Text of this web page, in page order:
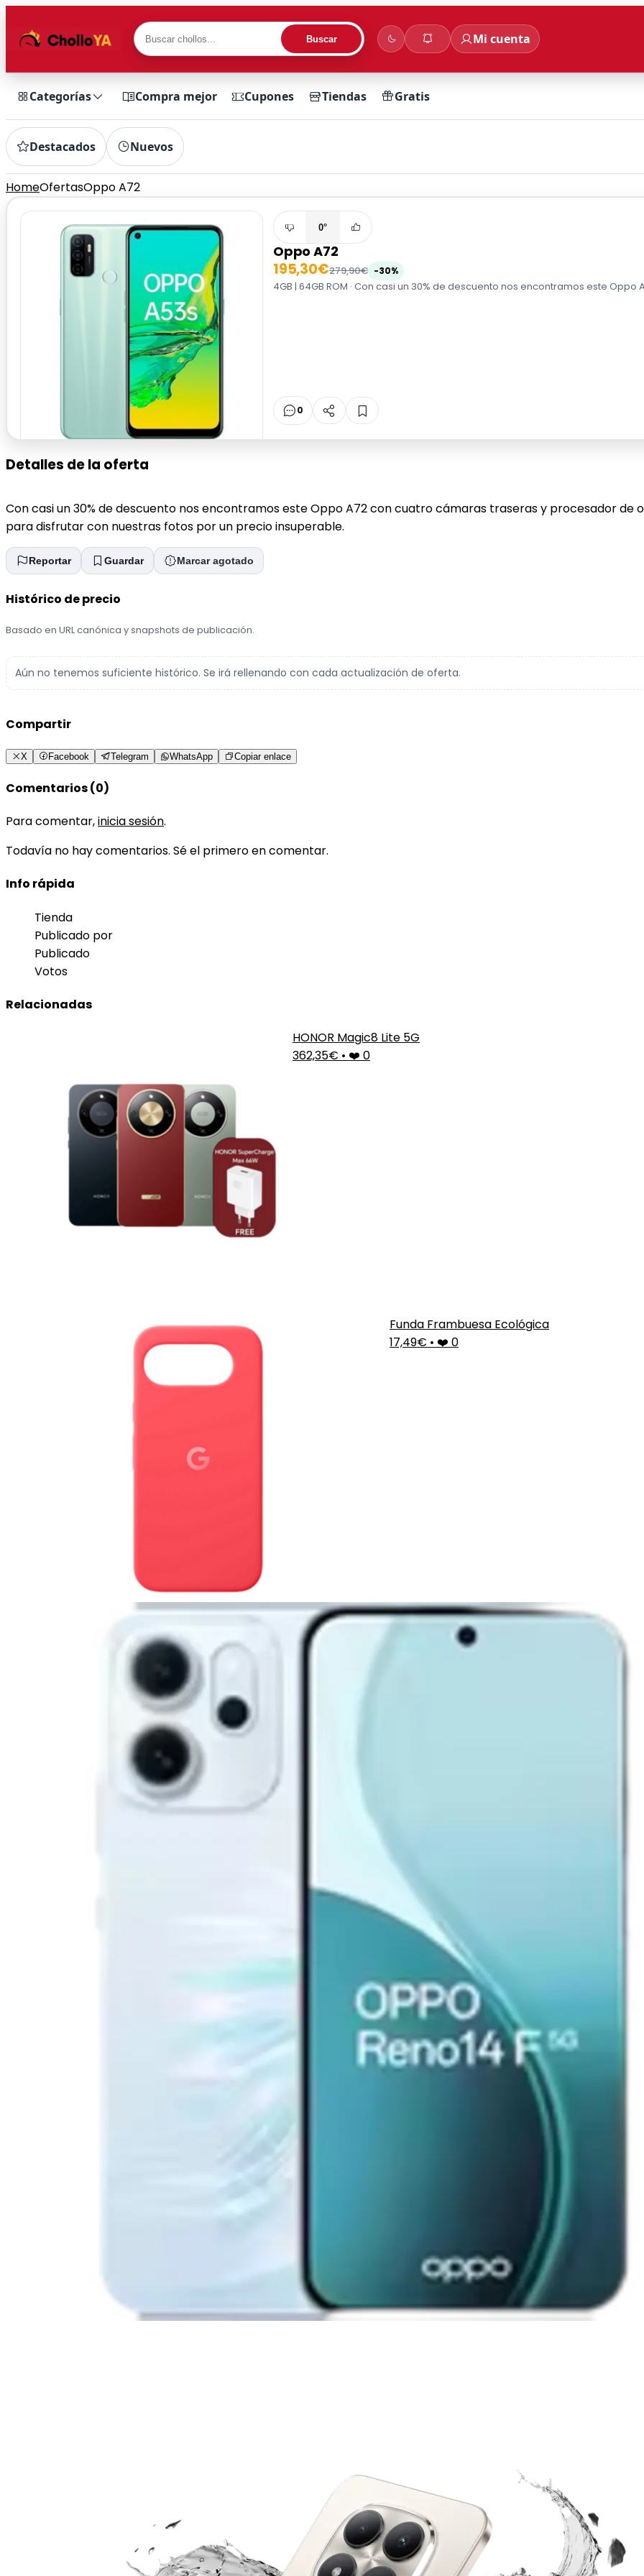
Buscar Mi cuenta
Categorías Compra mejor Cupones Tiendas Gratis
Destacados Nuevos
HomeOfertasOppo A72
0°
Oppo A72
195,30€279,90€ -30%
4GB | 64GB ROM · Con casi un 30% de descuento nos encontramos este
0
Detalles de la oferta
Con casi un 30% de descuento nos encontramos este Oppo A72 con cuatro cámaras traseras y procesador de
para disfrutar con nuestras fotos por un precio insuperable.
Reportar Guardar Marcar agotado
Histórico de precio
Basado en URL canónica y snapshots de publicación.
Aún no tenemos suficiente histórico. Se irá rellenando con cada actualización de oferta.
Compartir
X Facebook Telegram WhatsApp Copiar enlace
Comentarios (0)
Para comentar,inicia sesión.
Todavía no hay comentarios. Sé el primero en comentar.
Info rápida
Tienda
Publicado por
Publicado
Votos
Relacionadas
HONOR Magic8 Lite 5G
362,35€ • ❤️ 0
Funda Frambuesa Ecológica
17,49€ • ❤️ 0